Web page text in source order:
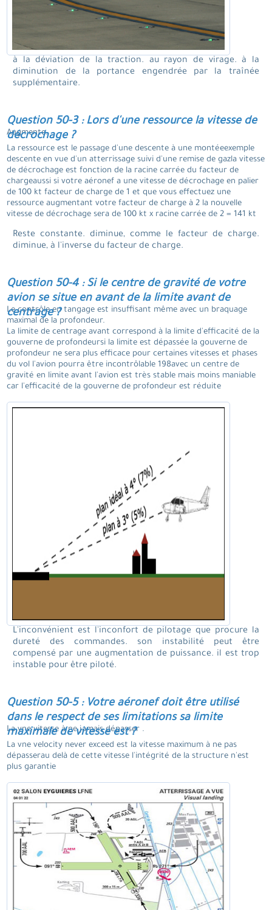
à la déviation de la traction. au rayon de virage. à la
diminution de la portance engendrée par la traînée
supplémentaire.
Question 50-3 : Lors d'une ressource la vitesse de
décrochage ?
Augmente.
La ressource est le passage d'une descente à une montéeexemple
descente en vue d'un atterrissage suivi d'une remise de gazla vitesse
de décrochage est fonction de la racine carrée du facteur de
chargeaussi si votre aéronef a une vitesse de décrochage en palier
de 100 kt facteur de charge de 1 et que vous effectuez une
ressource augmentant votre facteur de charge à 2 la nouvelle
vitesse de décrochage sera de 100 kt x racine carrée de 2 = 141 kt
Reste constante. diminue, comme le facteur de charge.
diminue, à l'inverse du facteur de charge.
Question 50-4 : Si le centre de gravité de votre
avion se situe en avant de la limite avant de
centrage ?
Le contrôle en tangage est insuffisant même avec un braquage
maximal de la profondeur.
La limite de centrage avant correspond à la limite d'efficacité de la
gouverne de profondeursi la limite est dépassée la gouverne de
profondeur ne sera plus efficace pour certaines vitesses et phases
du vol l'avion pourra être incontrôlable 198avec un centre de
gravité en limite avant l'avion est très stable mais moins maniable
car l'efficacité de la gouverne de profondeur est réduite
L'inconvénient est l'inconfort de pilotage que procure la
dureté des commandes. son instabilité peut être
compensé par une augmentation de puissance. il est trop
instable pour être piloté.
Question 50-5 : Votre aéronef doit être utilisé
dans le respect de ses limitations sa limite
maximale de vitesse est ?
La vne vitesse à ne jamais dépasser .
La vne velocity never exceed est la vitesse maximum à ne pas
dépasserau delà de cette vitesse l'intégrité de la structure n'est
plus garantie